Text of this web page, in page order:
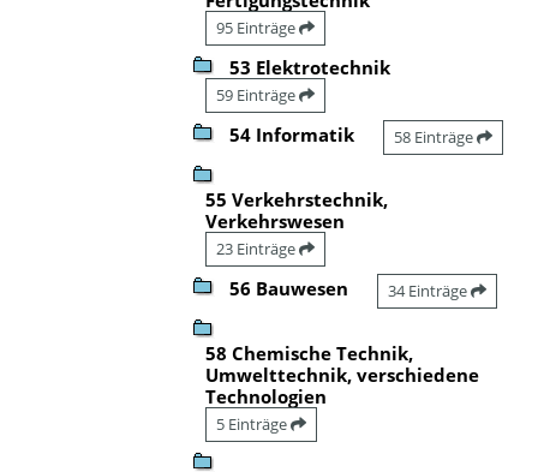
95 Einträge
53 Elektrotechnik
59 Einträge
54 Informatik 58 Einträge
55 Verkehrstechnik,
Verkehrswesen
23 Einträge
56 Bauwesen 34 Einträge
58 Chemische Technik,
Umwelttechnik, verschiedene
Technologien
5 Einträge